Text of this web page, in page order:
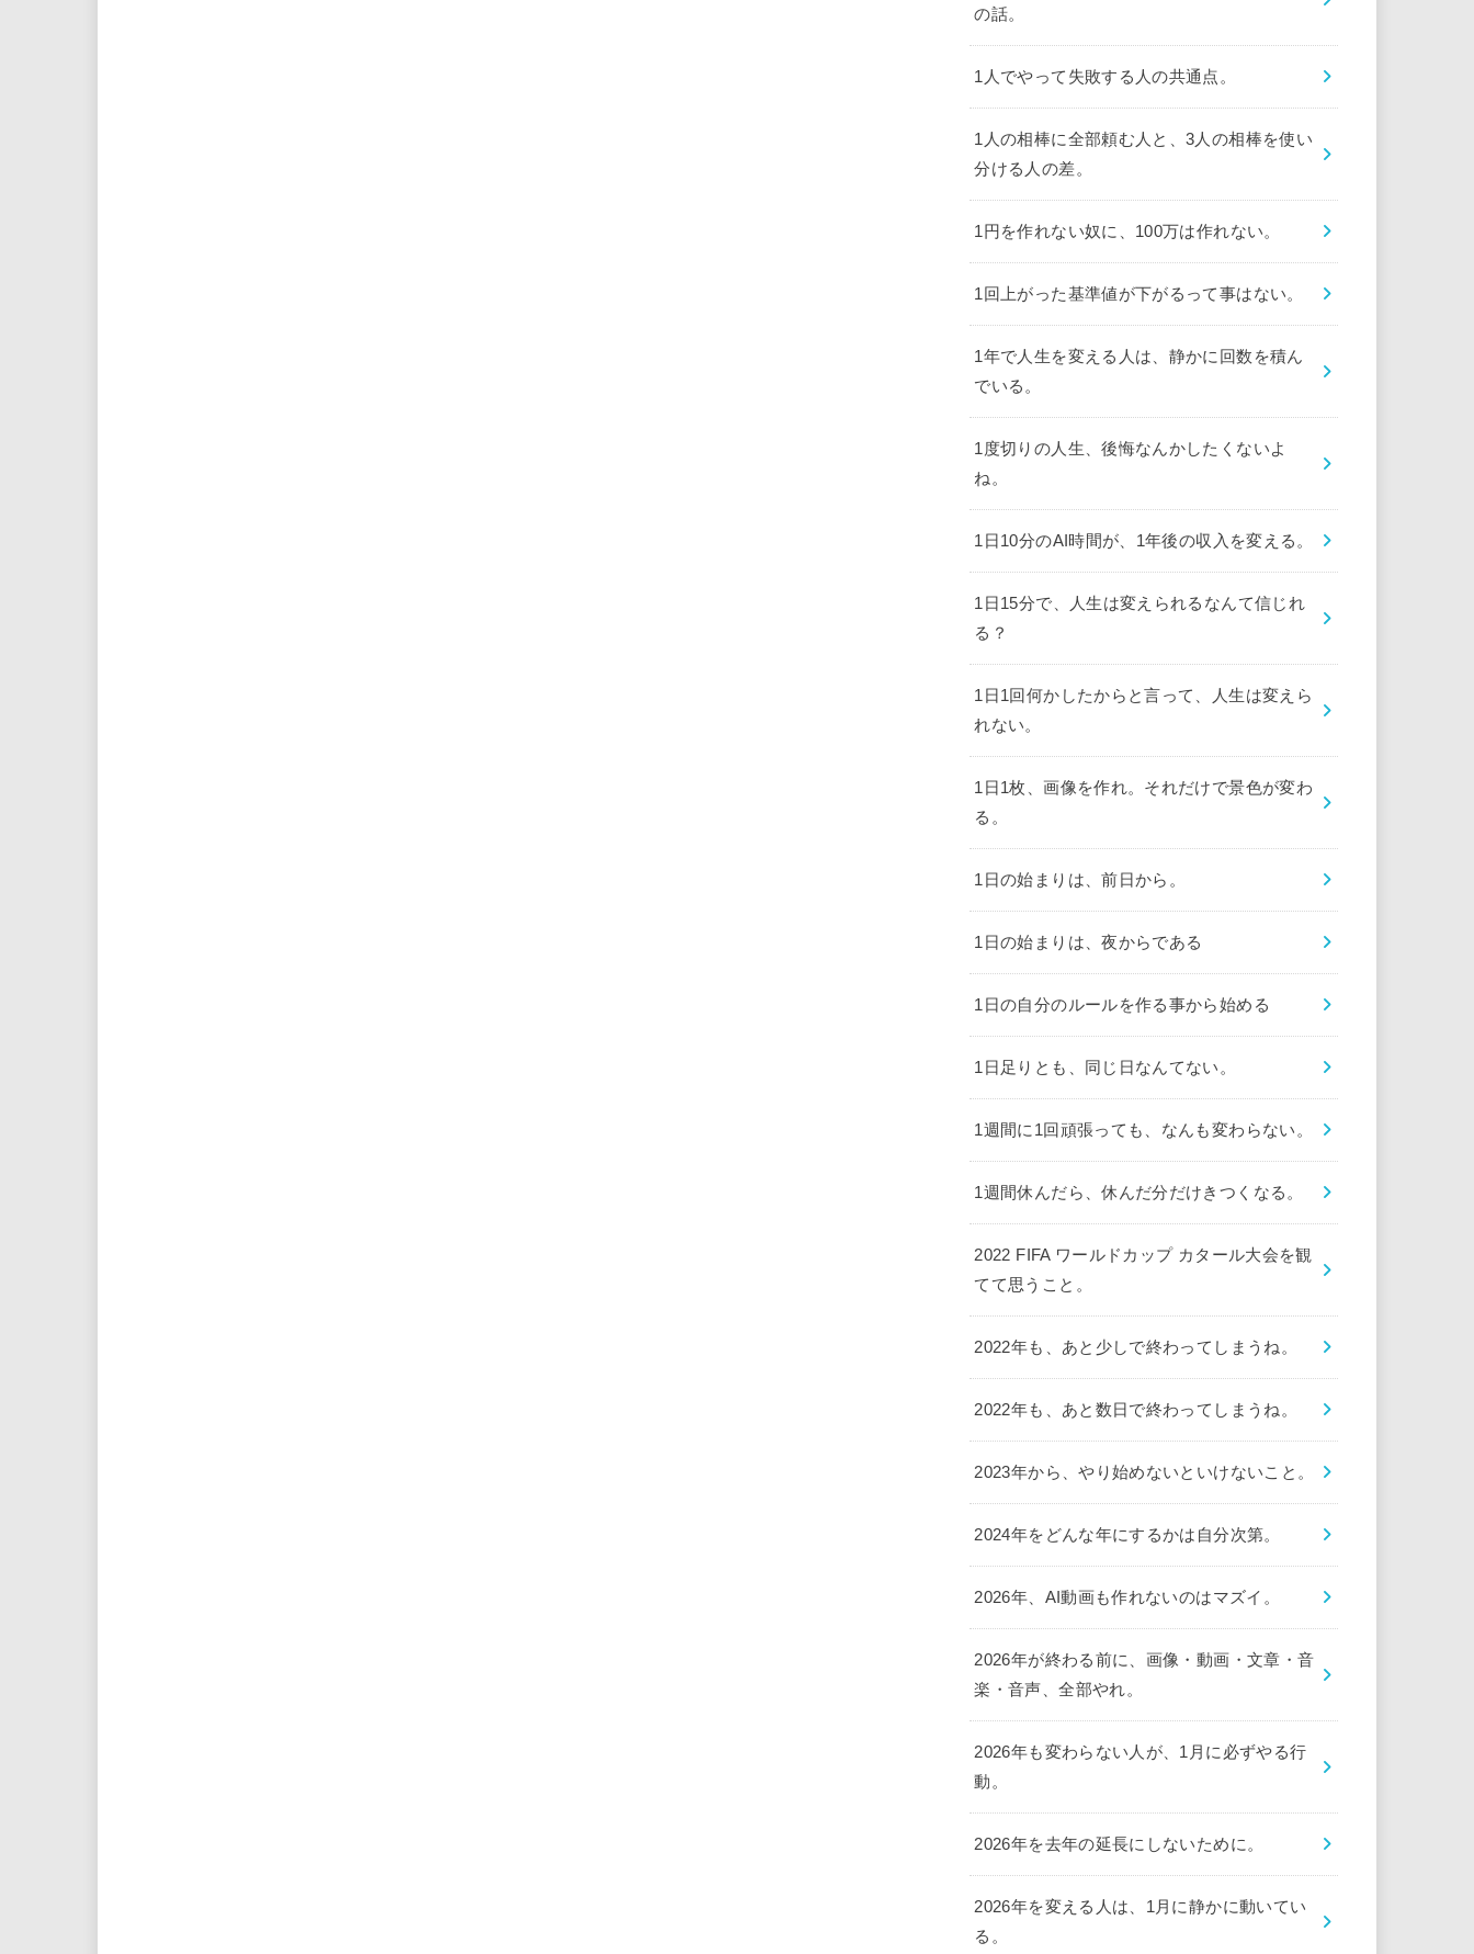
の話。
1人でやって失敗する人の共通点。
1人の相棒に全部頼む人と、3人の相棒を使い
分ける人の差。
1円を作れない奴に、100万は作れない。
1回上がった基準値が下がるって事はない。
1年で人生を変える人は、静かに回数を積ん
でいる。
1度切りの人生、後悔なんかしたくないよ
ね。
1日10分のAI時間が、1年後の収入を変える。
1日15分で、人生は変えられるなんて信じれ
る？
1日1回何かしたからと言って、人生は変えら
れない。
1日1枚、画像を作れ。それだけで景色が変わ
る。
1日の始まりは、前日から。
1日の始まりは、夜からである
1日の自分のルールを作る事から始める
1日足りとも、同じ日なんてない。
1週間に1回頑張っても、なんも変わらない。
1週間休んだら、休んだ分だけきつくなる。
2022 FIFA ワールドカップ カタール大会を観
てて思うこと。
2022年も、あと少しで終わってしまうね。
2022年も、あと数日で終わってしまうね。
2023年から、やり始めないといけないこと。
2024年をどんな年にするかは自分次第。
2026年、AI動画も作れないのはマズイ。
2026年が終わる前に、画像・動画・文章・音
楽・音声、全部やれ。
2026年も変わらない人が、1月に必ずやる行
動。
2026年を去年の延長にしないために。
2026年を変える人は、1月に静かに動いてい
る。